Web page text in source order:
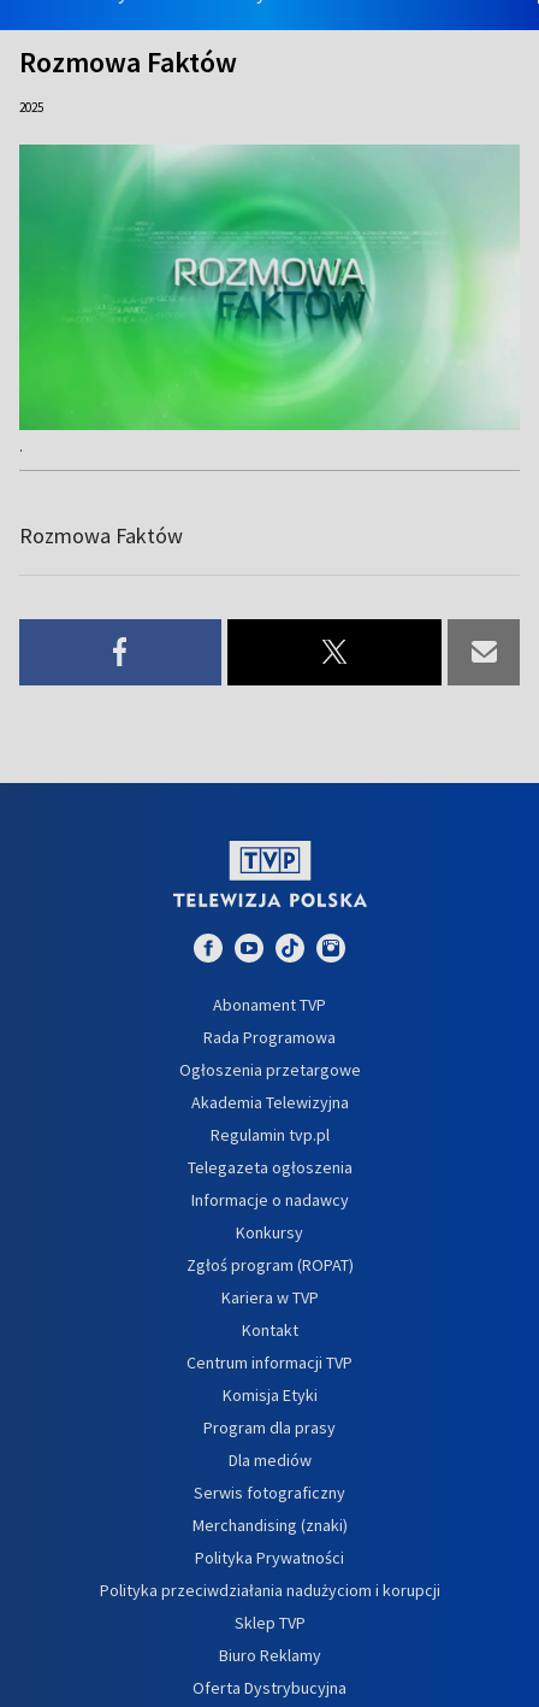
Rozmowa Faktów
2025
.
Rozmowa Faktów
Abonament TVP
Rada Programowa
Ogłoszenia przetargowe
Akademia Telewizyjna
Regulamin tvp.pl
Telegazeta ogłoszenia
Informacje o nadawcy
Konkursy
Zgłoś program (ROPAT)
Kariera w TVP
Kontakt
Centrum informacji TVP
Komisja Etyki
Program dla prasy
Dla mediów
Serwis fotograficzny
Merchandising (znaki)
Polityka Prywatności
Polityka przeciwdziałania nadużyciom i korupcji
Sklep TVP
Biuro Reklamy
Oferta Dystrybucyjna